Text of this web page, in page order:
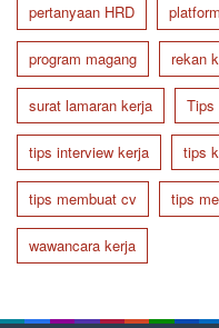
pertanyaan HRD
program magang rekan
surat lamaran kerja Tips
tips interview kerja tips
tips membuat cv tips
wawancara kerja